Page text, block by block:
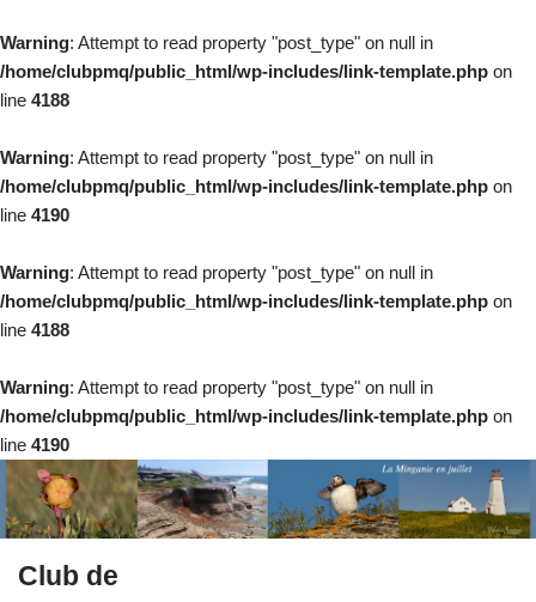
Warning: Attempt to read property "post_type" on null in
/home/clubpmq/public_html/wp-includes/link-template.php on
line 4188
Warning: Attempt to read property "post_type" on null in
/home/clubpmq/public_html/wp-includes/link-template.php on
line 4190
Warning: Attempt to read property "post_type" on null in
/home/clubpmq/public_html/wp-includes/link-template.php on
line 4188
Warning: Attempt to read property "post_type" on null in
/home/clubpmq/public_html/wp-includes/link-template.php on
line 4190
Club de